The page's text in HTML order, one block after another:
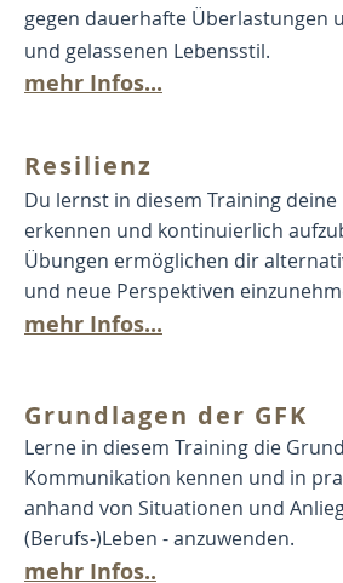
gegen dauerhafte Überlastungen
und gelassenen Lebensstil.
mehr Infos...
Resilienz
Du lernst in diesem Training deine
erkennen und kontinuierlich
Übungen ermöglichen dir
und neue Perspektiven
mehr Infos...
Grundlagen der GFK
Lerne in diesem Training die
Kommunikation kennen und in
anhand von Situationen und
(Berufs-)Leben - anzuwenden.
mehr Infos..